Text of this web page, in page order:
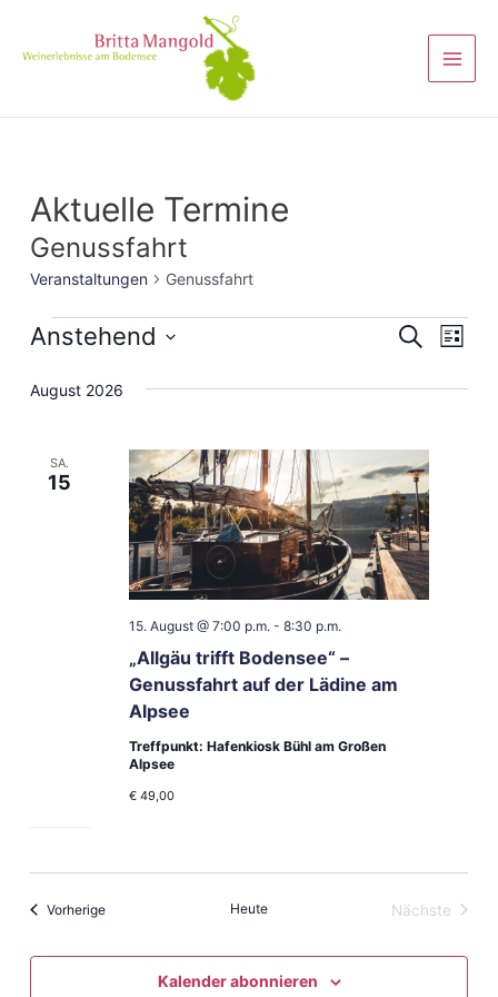
Aktuelle Termine
Genussfahrt
Veranstaltungen Genussfahrt
SucheListe
Anstehend
wählen.
August 2026
SA.
15
„Allgäu trifft Bodensee“ –
Genussfahrt auf der Lädine am
Alpsee
15. August @ 7:00 p.m.- 8:30 p.m.
Treffpunkt: Hafenkiosk Bühl am Großen
Alpsee
€ 49,00
VorherigeVeranstaltungen Heute
Nächste
Kalender abonnieren